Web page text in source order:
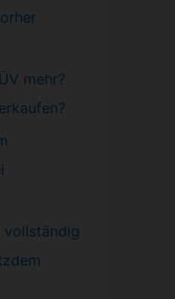
mehr?